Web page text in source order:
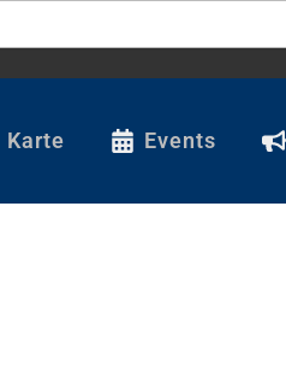
Karte Events